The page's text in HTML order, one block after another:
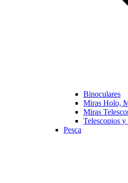
Binoculares
Miras Holo,
Miras
Telescopios
Pesca